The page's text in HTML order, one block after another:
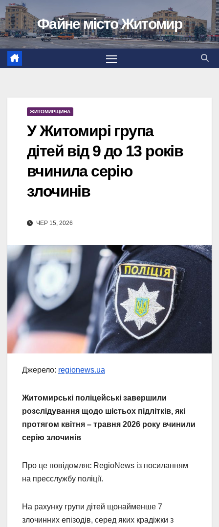
Перейти
до
вмісту
Файне місто Житомир
ЖИТОМИРЩИНА
У Житомирі група
дітей від 9 до 13 років
вчинила серію
злочинів
ЧЕР 15, 2026
Джерело: regionews.ua
Житомирські поліцейські завершили
розслідування щодо шістьох підлітків, які
протягом квітня – травня 2026 року вчинили
серію злочинів
Про це повідомляє RegioNews із посиланням
на пресслужбу поліції.
На рахунку групи дітей щонайменше 7
злочинних епізодів, серед яких крадіжки з